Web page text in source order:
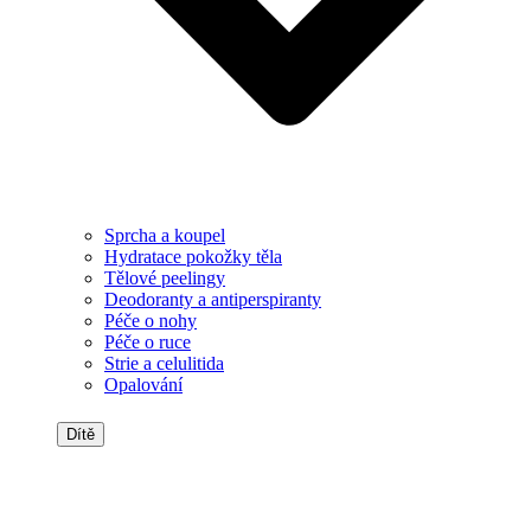
Sprcha a koupel
Hydratace pokožky těla
Tělové peelingy
Deodoranty a antiperspiranty
Péče o nohy
Péče o ruce
Strie a celulitida
Opalování
Dítě